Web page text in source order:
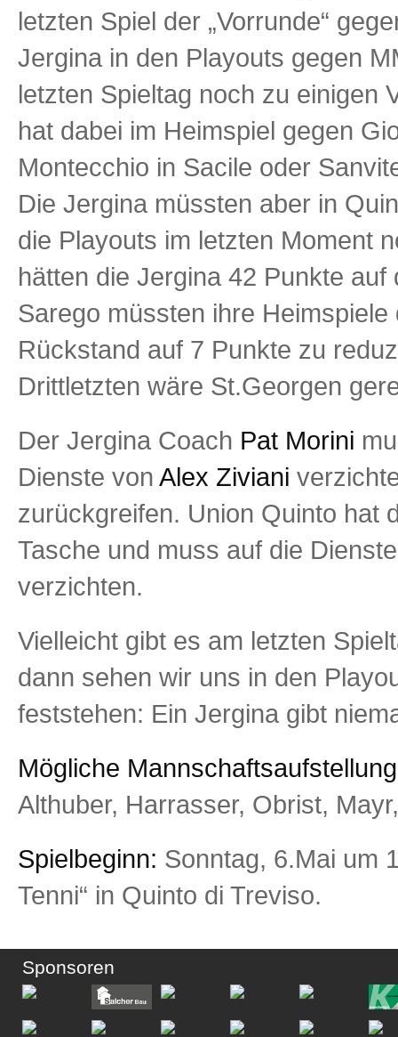
letzten Spiel der „Vorrunde“
Jergina in den Playouts gegen
letzten Spieltag noch zu einigen
hat dabei im Heimspiel gegen
Montecchio in Sacile oder
Die Jergina müssten aber in
die Playouts im letzten Moment
hätten die Jergina 42 Punkte
Sarego müssten ihre
Rückstand auf 7 Punkte zu
Drittletzten wäre St.Georgen
Der Jergina Coach Pat Morini
Dienste von Alex Ziviani
zurückgreifen. Union Quinto hat
Tasche und muss auf die
verzichten.
Vielleicht gibt es am letzten
dann sehen wir uns in den
feststehen: Ein Jergina gibt
Mögliche Mannschaftsaufstellung
Althuber, Harrasser, Obrist,
Spielbeginn: Sonntag, 6.Mai um
Tenni“ in Quinto di Treviso.
Sponsoren